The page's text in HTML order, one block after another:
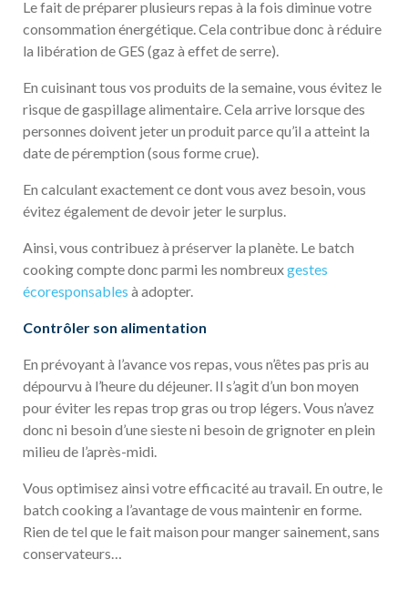
Le fait de préparer plusieurs repas à la fois diminue votre
consommation énergétique. Cela contribue donc à réduire
la libération de GES (gaz à effet de serre).
En cuisinant tous vos produits de la semaine, vous évitez le
risque de gaspillage alimentaire. Cela arrive lorsque des
personnes doivent jeter un produit parce qu’il a atteint la
date de péremption (sous forme crue).
En calculant exactement ce dont vous avez besoin, vous
évitez également de devoir jeter le surplus.
Ainsi, vous contribuez à préserver la planète. Le batch
cooking compte donc parmi les nombreuxgestes
écoresponsables à adopter.
Contrôler son alimentation
En prévoyant à l’avance vos repas, vous n’êtes pas pris au
dépourvu à l’heure du déjeuner. Il s’agit d’un bon moyen
pour éviter les repas trop gras ou trop légers. Vous n’avez
donc ni besoin d’une sieste ni besoin de grignoter en plein
milieu de l’après-midi.
Vous optimisez ainsi votre efficacité au travail. En outre, le
batch cooking a l’avantage de vous maintenir en forme.
Rien de tel que le fait maison pour manger sainement, sans
conservateurs…